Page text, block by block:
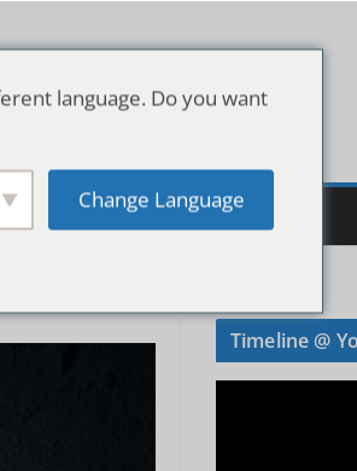
Timeline @
language. Do you want
Change Language